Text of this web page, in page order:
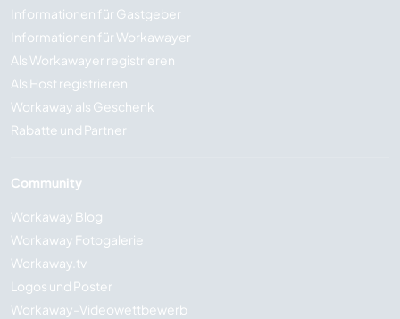
Informationen für Gastgeber
Informationen für Workawayer
Als Workawayer registrieren
Als Host registrieren
Workaway als Geschenk
Rabatte und Partner
Community
Workaway Blog
Workaway Fotogalerie
Workaway.tv
Logos und Poster
Workaway-Videowettbewerb